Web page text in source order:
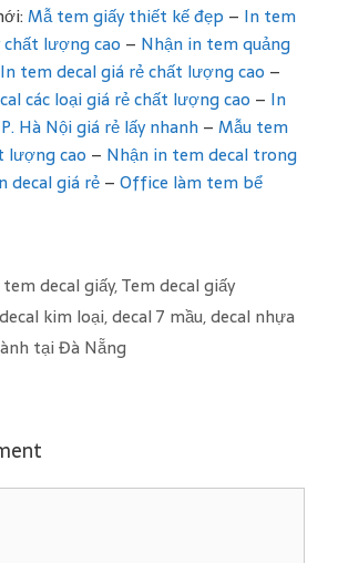
Mẫ tem giấy thiết kế đẹp – In tem
chất lượng cao – Nhận in tem quảng
In tem decal giá rẻ chất lượng cao –
các loại giá rẻ chất lượng cao – In
Hà Nội giá rẻ lấy nhanh – Mẫu tem
lượng cao – Nhận in tem decal trong
decal giá rẻ– Office làm tem bể
decal giấy,Tem decal giấy
kim loại, decal 7 mầu, decal nhựa
tại Đà Nẵng